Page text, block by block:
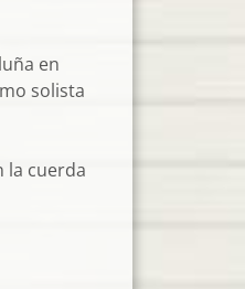
en
solista
la cuerda